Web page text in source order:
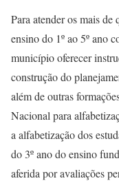
Para atender os mais
ensino do 1º ao 5º ano
município oferecer
construção do
além de outras
Nacional para
a alfabetização dos
do 3º ano do ensino
aferida por avaliações